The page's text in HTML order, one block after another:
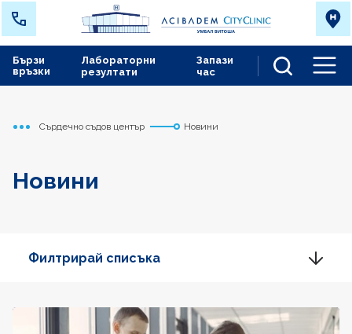
Лабораторни
резултати
Запази
час
Бързи
връзки
Начало
Сърдечно съдов център Новини
Новини
Филтрирай списъка